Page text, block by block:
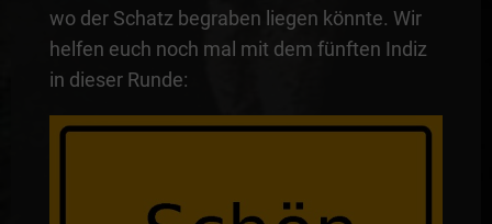
wo der Schatz begraben liegen könnte. Wir
helfen euch noch mal mit dem fünften Indiz
in dieser Runde: